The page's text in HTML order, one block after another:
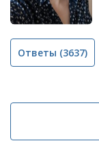
Ответы (3637)